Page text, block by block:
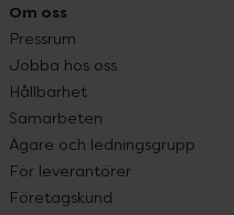
Om oss
Pressrum
Jobba hos oss
Hållbarhet
Samarbeten
Ägare och ledningsgrupp
För leverantörer
Företagskund